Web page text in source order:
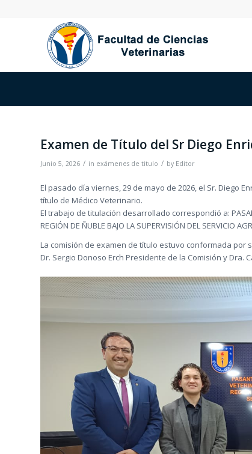
Examen de Título del Sr Diego
Junio 5, 2026 / in exámenes de titulo / by Editor
El pasado día viernes, 29 de mayo de 2026, el Sr. Diego
título de Médico Veterinario.
El trabajo de titulación desarrollado correspondió a:
REGIÓN DE ÑUBLE BAJO LA SUPERVISIÓN DEL SERVICIO
La comisión de examen de título estuvo conformada por
Dr. Sergio Donoso Erch Presidente de la Comisión y Dra.